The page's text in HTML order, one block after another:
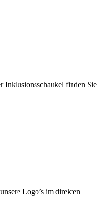
Inklusionsschaukel finden Sie
Logo’s im direkten